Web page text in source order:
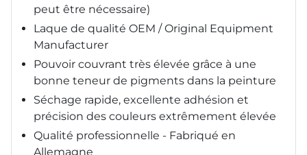
peut être nécessaire)
Laque de qualité OEM / Original Equipment
Manufacturer
Pouvoir couvrant très élevée grâce à une
bonne teneur de pigments dans la peinture
Séchage rapide, excellente adhésion et
précision des couleurs extrêmement élevée
Qualité professionnelle - Fabriqué en
Allemagne